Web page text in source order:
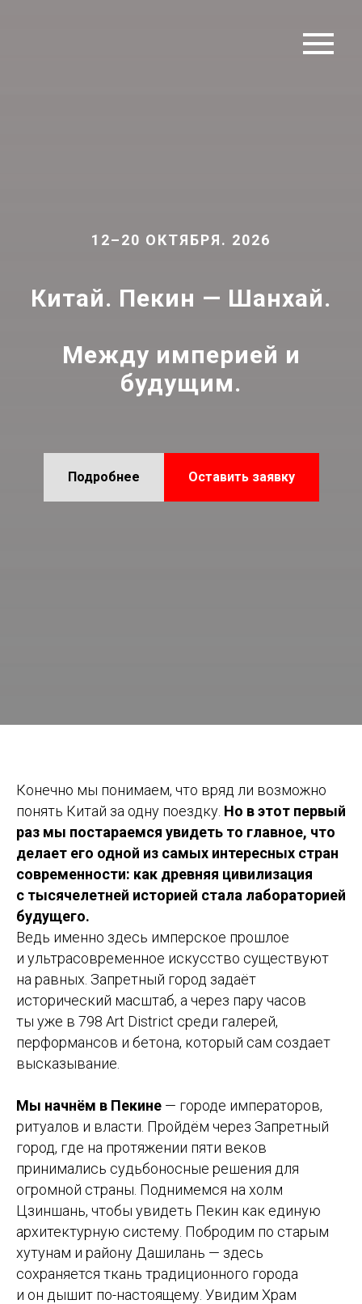
12–20 ОКТЯБРЯ. 2026
Китай. Пекин — Шанхай.
Между империей и
будущим.
Подробнее Оставить заявку
Конечно мы понимаем, что вряд ли возможно
понять Китай за одну поездку. Но в этот первый
раз мы постараемся увидеть то главное, что
делает его одной из самых интересных стран
современности: как древняя цивилизация
с тысячелетней историей стала лабораторией
будущего.
Ведь именно здесь имперское прошлое
и ультрасовременное искусство существуют
на равных. Запретный город задаёт
исторический масштаб, а через пару часов
ты уже в 798 Art District среди галерей,
перформансов и бетона, который сам создает
высказывание.
Мы начнём в Пекине — городе императоров,
ритуалов и власти. Пройдём через Запретный
город, где на протяжении пяти веков
принимались судьбоносные решения для
огромной страны. Поднимемся на холм
Цзиншань, чтобы увидеть Пекин как единую
архитектурную систему. Побродим по старым
хутунам и району Дашилань — здесь
сохраняется ткань традиционного города
и он дышит по-настоящему. Увидим Храм